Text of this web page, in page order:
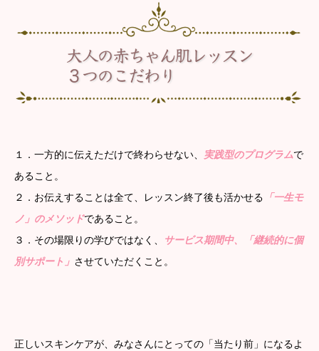
１．一方的に伝えただけで終わらせない、 実践型のプログラムで
あること。
２．お伝えすることは全て、レッスン終了後も活かせる 「一生モ
ノ」のメソッドであること。
３．その場限りの学びではなく、
サービス期間中、「継続的に個
別サポート」 させていただくこと。
正しいスキンケアが、みなさんにとっての「当たり前」になるよ